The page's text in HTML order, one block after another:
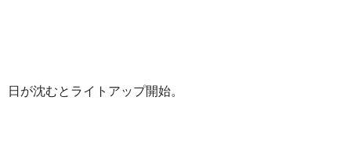
日が沈むとライトアップ開始。